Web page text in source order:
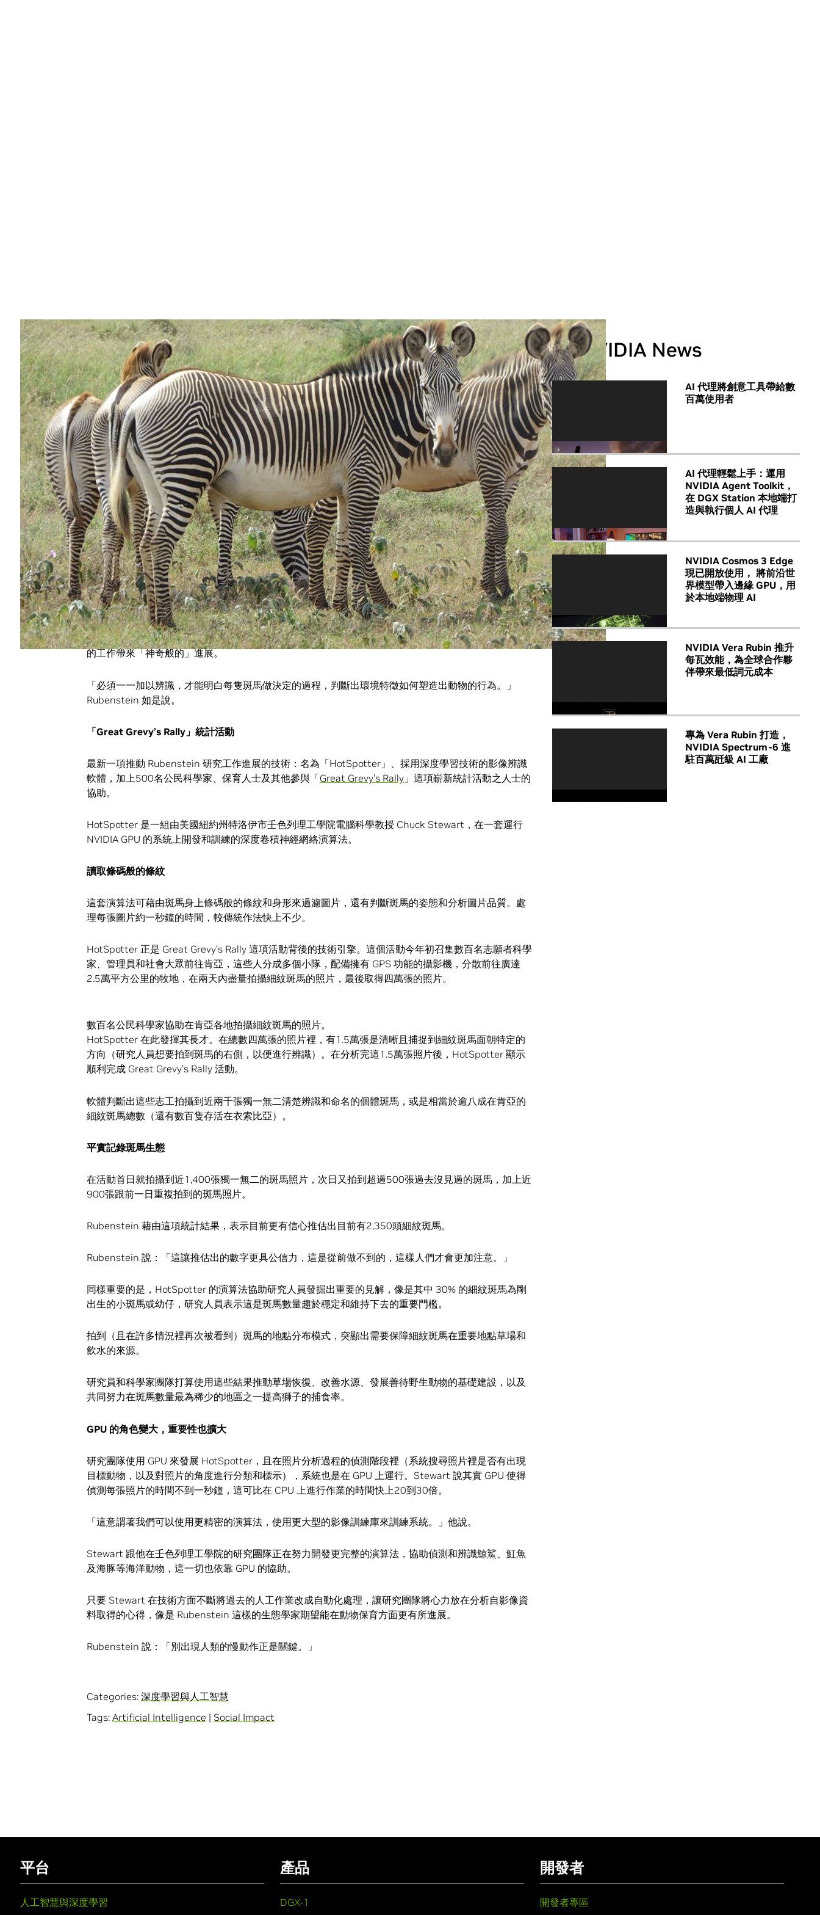
Share
Dan Rubenstein 將他的工作奉獻在挽救瀕臨絕種的細紋斑馬（Grevy’s zebra）上。
結合採用深度學習技術的影像辨識軟體和群眾外包方式，讓他更快速精準地收集到各項資料，對於保育
工作造成實質性的進展。
Rubenstein 在1980年開始研究細紋斑馬時，當時這種斑馬的數量急劇減少，僅僅六年後便成為瀕臨絕
種的動物。
普林斯頓大學 Class of 1877 生物學實驗室動物學教授 Rubenstein 為了避免這種斑馬從地球上消失，
開始拍攝相關紀錄片，甚至試著建立田野影像資料。
年輕的母細紋斑馬（拍攝者 Morgan Kelly，
照片提供普林斯頓大學公關室）
那可是一件吃重的工作，因此他開始手繪這種動物身上獨特的條紋圖案，確有成效沒錯，卻也相當耗
時。
數位攝影和軟體讓 Rubenstein 能為每隻斑馬身上的特徵加以編碼，以供日後辨識使用，他說這可為他
的工作帶來「神奇般的」進展。
「必須一一加以辨識，才能明白每隻斑馬做決定的過程，判斷出環境特徵如何塑造出動物的行為。」
Rubenstein 如是說。
「Great Grevy’s Rally 」統計活動
最新一項推動 Rubenstein 研究工作進展的技術：名為「HotSpotter」、採用深度學習技術的影像辨識
軟體，加上500名公民科學家、保育人士及其他參與「Great Grevy’s Rally 」這項嶄新統計活動之人士的
協助。
HotSpotter 是一組由美國紐約州特洛伊市壬色列理工學院電腦科學教授 Chuck Stewart，在一套運行
NVIDIA GPU 的系統上開發和訓練的深度卷積神經網絡演算法。
讀取條碼般的條紋
這套演算法可藉由斑馬身上條碼般的條紋和身形來過濾圖片，還有判斷斑馬的姿態和分析圖片品質。處
理每張圖片約一秒鐘的時間，較傳統作法快上不少。
HotSpotter 正是 Great Grevy’s Rally 這項活動背後的技術引擎。這個活動今年初召集數百名志願者科學
家、管理員和社會大眾前往肯亞，這些人分成多個小隊，配備擁有 GPS 功能的攝影機，分散前往廣達
2.5萬平方公里的牧地，在兩天內盡量拍攝細紋斑馬的照片，最後取得四萬張的照片。
數百名公民科學家協助在肯亞各地拍攝細紋斑馬的照片。
HotSpotter 在此發揮其長才。在總數四萬張的照片裡，有1.5萬張是清晰且捕捉到細紋斑馬面朝特定的
方向（研究人員想要拍到斑馬的右側，以便進行辨識）。在分析完這1.5萬張照片後，HotSpotter 顯示
順利完成 Great Grevy’s Rally 活動。
軟體判斷出這些志工拍攝到近兩千張獨一無二清楚辨識和命名的個體斑馬，或是相當於逾八成在肯亞的
細紋斑馬總數（還有數百隻存活在衣索比亞）。
平實記錄斑馬生態
在活動首日就拍攝到近1,400張獨一無二的斑馬照片，次日又拍到超過500張過去沒見過的斑馬，加上近
900張跟前一日重複拍到的斑馬照片。
Rubenstein 藉由這項統計結果，表示目前更有信心推估出目前有2,350頭細紋斑馬。
Rubenstein 說：「這讓推估出的數字更具公信力，這是從前做不到的，這樣人們才會更加注意。」
同樣重要的是，HotSpotter 的演算法協助研究人員發掘出重要的見解，像是其中 30% 的細紋斑馬為剛
出生的小斑馬或幼仔，研究人員表示這是斑馬數量趨於穩定和維持下去的重要門檻。
拍到（且在許多情況裡再次被看到）斑馬的地點分布模式，突顯出需要保障細紋斑馬在重要地點草場和
飲水的來源。
研究員和科學家團隊打算使用這些結果推動草場恢復、改善水源、發展善待野生動物的基礎建設，以及
共同努力在斑馬數量最為稀少的地區之一提高獅子的捕食率。
GPU 的角色變大，重要性也擴大
研究團隊使用 GPU 來發展 HotSpotter，且在照片分析過程的偵測階段裡（系統搜尋照片裡是否有出現
目標動物，以及對照片的角度進行分類和標示），系統也是在 GPU 上運行。Stewart 說其實 GPU 使得
偵測每張照片的時間不到一秒鐘，這可比在 CPU 上進行作業的時間快上20到30倍。
「這意謂著我們可以使用更精密的演算法，使用更大型的影像訓練庫來訓練系統。」他說。
Stewart 跟他在壬色列理工學院的研究團隊正在努力開發更完整的演算法，協助偵測和辨識鯨鯊、魟魚
及海豚等海洋動物，這一切也依靠 GPU 的協助。
只要 Stewart 在技術方面不斷將過去的人工作業改成自動化處理，讓研究團隊將心力放在分析自影像資
料取得的心得，像是 Rubenstein 這樣的生態學家期望能在動物保育方面更有所進展。
Rubenstein 說：「別出現人類的慢動作正是關鍵。」
Categories: 深度學習與人工智慧
Tags: Artificial Intelligence | Social Impact
All NVIDIA News
AI 代理將創意工具帶給數
百萬使用者
AI 代理輕鬆上手：運用
NVIDIA Agent Toolkit，
在 DGX Station 本地端打
造與執行個人 AI 代理
NVIDIA Cosmos 3 Edge
現已開放使用， 將前沿世
界模型帶入邊緣 GPU，用
於本地端物理 AI
NVIDIA Vera Rubin 推升
每瓦效能，為全球合作夥
伴帶來最低詞元成本
專為 Vera Rubin 打造，
NVIDIA Spectrum-6 進
駐百萬瓩級 AI 工廠
平台
人工智慧與深度學習
產品
DGX-1
開發者
開發者專區